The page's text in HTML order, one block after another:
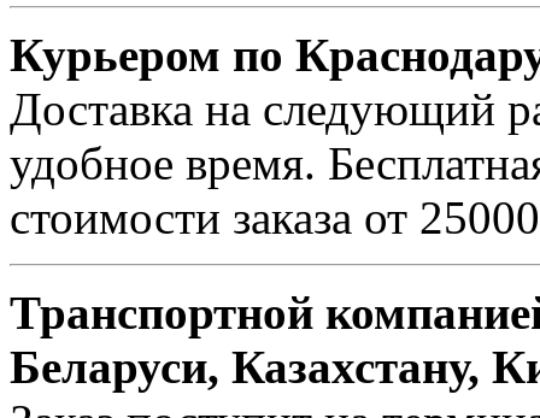
Курьером по
Доставка на следующий
удобное время.
стоимости заказа от
Транспортной
Беларуси, Казахстану,